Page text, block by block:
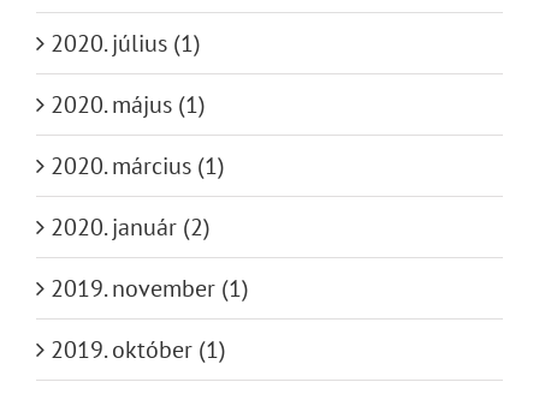
2020. július (1)
2020. május (1)
2020. március (1)
2020. január (2)
2019. november (1)
2019. október (1)